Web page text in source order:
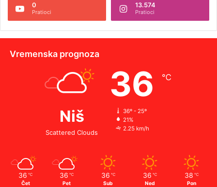
0
Pratioci
13.574
Pratioci
Vremenska prognoza
Niš
Scattered Clouds
36 ℃
36º - 25º
21%
2.25 km/h
36 ℃
Čet
36 ℃
Pet
36 ℃
Sub
36 ℃
Ned
38 ℃
Pon